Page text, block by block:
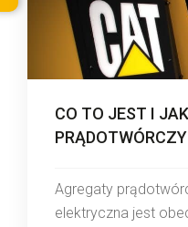
CO TO JEST I
Agregaty
elektryczna jest